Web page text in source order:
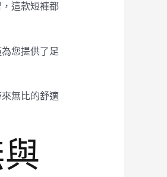
這款短褲都
您提供了足
無比的舒適